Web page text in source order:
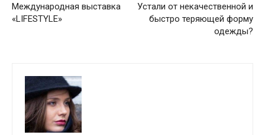
Международная выставка
«LIFESTYLE»
Устали от некачественной и
быстро теряющей форму
одежды?